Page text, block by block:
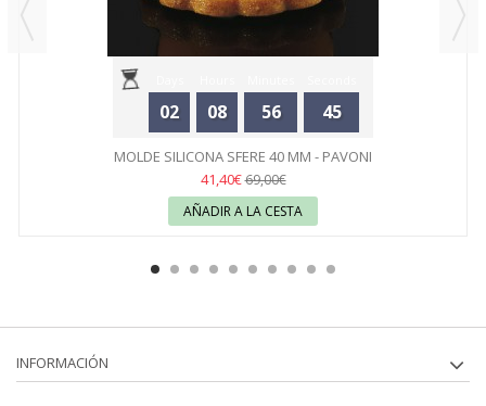
02 08 56 45
MOLDE SILICONA SFERE 40 MM - PAVONI
41,40€69,00€
AÑADIR A LA CESTA
INFORMACIÓN